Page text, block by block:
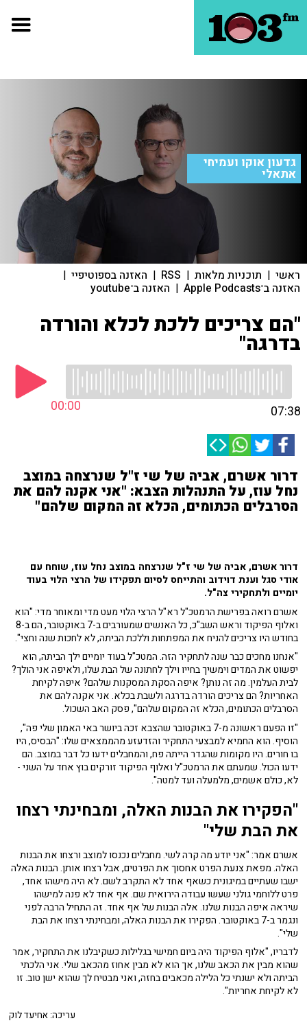
גדעון אוקו ועמיחי
אתאלי
ראשי | תוכניות מלאות |
RSS
| האזנה בספוטיפיי |
האזנה ב־Apple Podcasts | האזנה ב־youtube
"הם צריכים ללכת לכלא והורדה
בדרגה"
00:00 07:38
דרור אשרם, אביה של שי ז"ל שנרצחה במוצב
נחל עוז, על התנהלות הצבא: "אני אקנה להם את
הסרבלים הכתומים, הכלא זה המקום שלהם"
דרור אשרם, אביה של שי ז"ל שנרצחה במוצב נחל עוז, שוחח עם
אודי סגל וענת דוידוב והתייחס לסיום תפקידו של הרצי הלוי בעוד
יומיים ולתחקירי צה"ל.
אשרם רואה בפרישת הרמטכ"ל רא"ל הרצי הלוי מעט מדי ומאוחר מדי: "הוא
בחודש היו צריכים להניח את המפתחות וללכת הביתה, לא לחכות שנה וחצי".
"אנחנו מחכים כבר שנה לתחקיר הזה. המטכ"ל בעוד יומיים ילך הביתה, הוא
יפשוט את המדים וימשיך בחייו וילך לחתונה של הבת שלו, ולאיפה אני הולך?
לבית העלמין. מה זה נותן? איפה הסקת המסקנות שלהם? איפה לקיחת
האחריות? הם צריכים הורדה בדרגה ולשבת בכלא. אני אקנה להם את
הסרבלים הכתומים, הכלא זה המקום שלהם", פסק האב השכול.
"זו הפעם ראשונה מ-7 באוקטובר שהצבא זכה ביושר באי האמון שלי פה",
הוסיף. הוא החמיא למבצעי התחקיר והזדעזע מהממצאים שלו: "הבסיס, היו
בו חורים. היו מקומות שהגדר הייתה פח, והמחבלים ידעו כל דבר במוצב. הם
ידעו הכול. שמעתם את הרמטכ"ל ואלוף הפיקוד זורקים בוץ אחד על השני -
לא, כולם אשמים, מלמעלה ועד למטה".
"הפקירו את הבנות האלה, ומבחינתי רצחו
את הבת שלי"
אשרם אמר: "אני יודע מה קרה לשי. מחבלים נכנסו למוצב ורצחו את הבנות
האלה. מפאת צנעת הפרט אחסוך את הפרטים, אבל רצחו אותן. הבנות האלה
ישבו שעתיים במיגונית כשאף אחד לא התקרב לשם. לא היה מישהו אחד,
פרט ללוחמי גולני שעשו עבודה הירואית שם. אף אחד לא פנה למישהו
שיראה איפה הבנות שלנו. אלה הבנות של אף אחד. זה התחיל הרבה לפני
ונגמר ב-7 באוקטובר. הפקירו את הבנות האלה, ומבחינתי רצחו את הבת
שלי".
לדבריו, "אלוף הפיקוד היה ביום חמישי בגלילות כשקיבלנו את התחקיר, אמר
שהוא מבין את הכאב שלנו, אך הוא לא מבין אחוז מהכאב שלי. אני הלכתי
הביתה ולא ישנתי כל הלילה מכאבים בחזה, ואני מבטיח לך שהוא ישן טוב. זו
לא לקיחת אחריות".
עריכה: אחיעד לוק